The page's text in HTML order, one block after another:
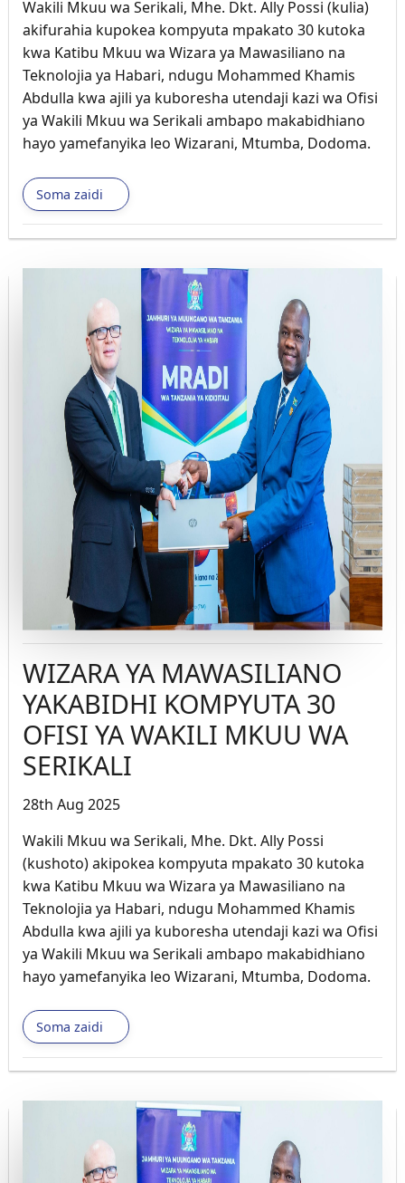
Wakili Mkuu wa Serikali, Mhe. Dkt. Ally Possi (kulia)
akifurahia kupokea kompyuta mpakato 30 kutoka
kwa Katibu Mkuu wa Wizara ya Mawasiliano na
Teknolojia ya Habari, ndugu Mohammed Khamis
Abdulla kwa ajili ya kuboresha utendaji kazi wa Ofisi
ya Wakili Mkuu wa Serikali ambapo makabidhiano
hayo yamefanyika leo Wizarani, Mtumba, Dodoma.
Soma zaidi
WIZARA YA MAWASILIANO
YAKABIDHI KOMPYUTA 30
OFISI YA WAKILI MKUU WA
SERIKALI
28th Aug 2025
Wakili Mkuu wa Serikali, Mhe. Dkt. Ally Possi
(kushoto) akipokea kompyuta mpakato 30 kutoka
kwa Katibu Mkuu wa Wizara ya Mawasiliano na
Teknolojia ya Habari, ndugu Mohammed Khamis
Abdulla kwa ajili ya kuboresha utendaji kazi wa Ofisi
ya Wakili Mkuu wa Serikali ambapo makabidhiano
hayo yamefanyika leo Wizarani, Mtumba, Dodoma.
Soma zaidi